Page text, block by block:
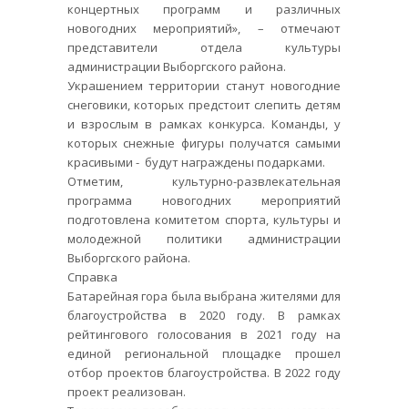
концертных программ и различных
новогодних мероприятий», – отмечают
представители отдела культуры
администрации Выборгского района.
Украшением территории станут новогодние
снеговики, которых предстоит слепить детям
и взрослым в рамках конкурса. Команды, у
которых снежные фигуры получатся самыми
красивыми - будут награждены подарками.
Отметим, культурно-развлекательная
программа новогодних мероприятий
подготовлена комитетом спорта, культуры и
молодежной политики администрации
Выборгского района.
Справка
Батарейная гора была выбрана жителями для
благоустройства в 2020 году. В рамках
рейтингового голосования в 2021 году на
единой региональной площадке прошел
отбор проектов благоустройства. В 2022 году
проект реализован.